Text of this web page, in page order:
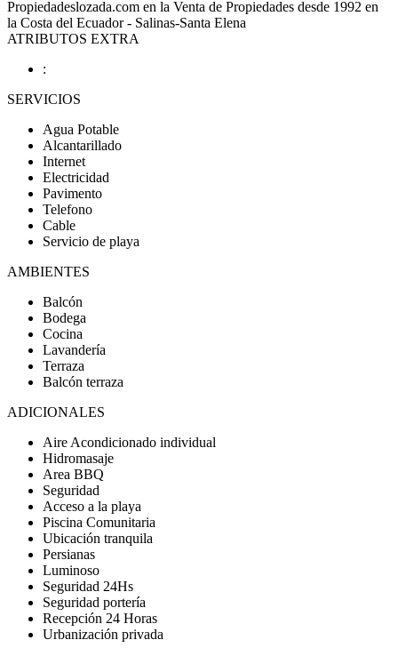
Propiedadeslozada.com en la Venta de Propiedades desde 1992 en
la Costa del Ecuador - Salinas-Santa Elena
ATRIBUTOS EXTRA
:
SERVICIOS
Agua Potable
Alcantarillado
Internet
Electricidad
Pavimento
Telefono
Cable
Servicio de playa
AMBIENTES
Balcón
Bodega
Cocina
Lavandería
Terraza
Balcón terraza
ADICIONALES
Aire Acondicionado individual
Hidromasaje
Area BBQ
Seguridad
Acceso a la playa
Piscina Comunitaria
Ubicación tranquila
Persianas
Luminoso
Seguridad 24Hs
Seguridad portería
Recepción 24 Horas
Urbanización privada